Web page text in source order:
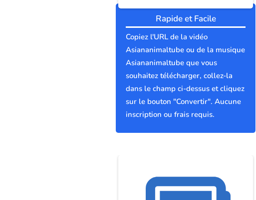
Rapide et Facile
Copiez l'URL de la vidéo
Asiananimaltube ou de la musique
Asiananimaltube que vous
souhaitez télécharger, collez-la
dans le champ ci-dessus et cliquez
sur le bouton "Convertir". Aucune
inscription ou frais requis.